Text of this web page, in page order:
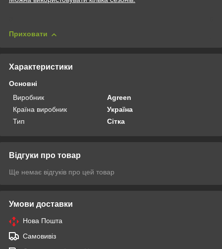
Приховати
Характеристики
Основні
Виробник
Agreen
Країна виробник
Україна
Тип
Сітка
Відгуки про товар
Ще немає відгуків про цей товар
Умови доставки
Нова Пошта
Самовивіз